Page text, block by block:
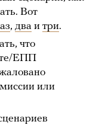
Вот
, два и три.
что
ЕПП
или